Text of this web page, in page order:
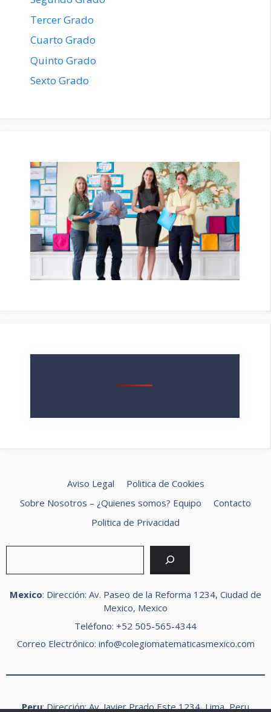
Tercer Grado
Cuarto Grado
Quinto Grado
Sexto Grado
Aviso Legal
Politica de Cookies
Sobre Nosotros – ¿Quienes somos? Equipo
Contacto
Politica de Privacidad
Mexico: Dirección: Av. Paseo de la Reforma 1234, Ciudad de
Mexico, Mexico
Teléfono: +52 505-565-4344
Correo Electrónico: info@colegiomatematicasmexico.com
Peru: Dirección: Av. Javier Prado Este 1234, Lima, Peru